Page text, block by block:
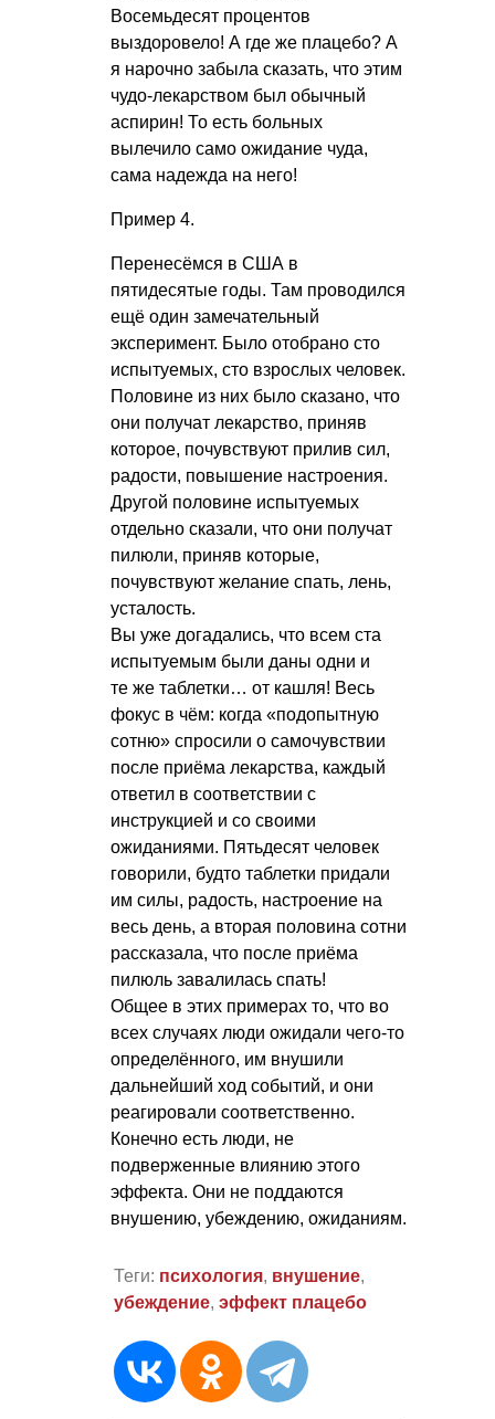
Восемьдесят процентов
выздоровело! А где же плацебо? А
я нарочно забыла сказать, что этим
чудо-лекарством был обычный
аспирин! То есть больных
вылечило само ожидание чуда,
сама надежда на него!
Пример 4.
Перенесёмся в США в
пятидесятые годы. Там проводился
ещё один замечательный
эксперимент. Было отобрано сто
испытуемых, сто взрослых человек.
Половине из них было сказано, что
они получат лекарство, приняв
которое, почувствуют прилив сил,
радости, повышение настроения.
Другой половине испытуемых
отдельно сказали, что они получат
пилюли, приняв которые,
почувствуют желание спать, лень,
усталость.
Вы уже догадались, что всем ста
испытуемым были даны одни и
те же таблетки… от кашля! Весь
фокус в чём: когда «подопытную
сотню» спросили о самочувствии
после приёма лекарства, каждый
ответил в соответствии с
инструкцией и со своими
ожиданиями. Пятьдесят человек
говорили, будто таблетки придали
им силы, радость, настроение на
весь день, а вторая половина сотни
рассказала, что после приёма
пилюль завалилась спать!
Общее в этих примерах то, что во
всех случаях люди ожидали чего-то
определённого, им внушили
дальнейший ход событий, и они
реагировали соответственно.
Конечно есть люди, не
подверженные влиянию этого
эффекта. Они не поддаются
внушению, убеждению, ожиданиям.
Теги: психология, внушение,
убеждение, эффект плацебо